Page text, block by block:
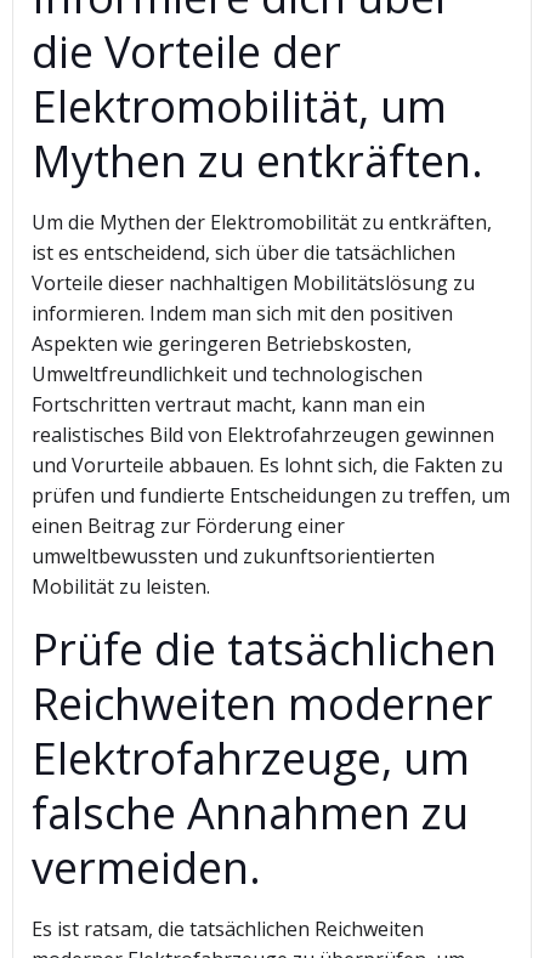
die Vorteile der
Elektromobilität, um
Mythen zu entkräften.
Um die Mythen der Elektromobilität zu entkräften,
ist es entscheidend, sich über die tatsächlichen
Vorteile dieser nachhaltigen Mobilitätslösung zu
informieren. Indem man sich mit den positiven
Aspekten wie geringeren Betriebskosten,
Umweltfreundlichkeit und technologischen
Fortschritten vertraut macht, kann man ein
realistisches Bild von Elektrofahrzeugen gewinnen
und Vorurteile abbauen. Es lohnt sich, die Fakten zu
prüfen und fundierte Entscheidungen zu treffen, um
einen Beitrag zur Förderung einer
umweltbewussten und zukunftsorientierten
Mobilität zu leisten.
Prüfe die tatsächlichen
Reichweiten moderner
Elektrofahrzeuge, um
falsche Annahmen zu
vermeiden.
Es ist ratsam, die tatsächlichen Reichweiten